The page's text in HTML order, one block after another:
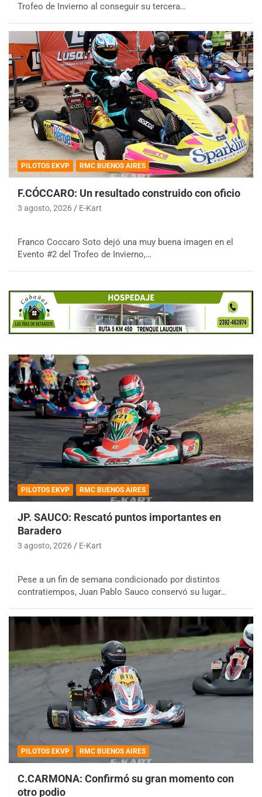
Trofeo de Invierno al conseguir su tercera…
PILOTOS EKVP RMC BUENOS AIRES
F.CÓCCARO: Un resultado construido con oficio
3 agosto, 2026 E-Kart
Franco Coccaro Soto dejó una muy buena imagen en el
Evento #2 del Trofeo de Invierno,…
PILOTOS EKVP RMC BUENOS AIRES
JP. SAUCO: Rescató puntos importantes en
Baradero
3 agosto, 2026 E-Kart
Pese a un fin de semana condicionado por distintos
contratiempos, Juan Pablo Sauco conservó su lugar…
PILOTOS EKVP RMC BUENOS AIRES
C.CARMONA: Confirmó su gran momento con
otro podio